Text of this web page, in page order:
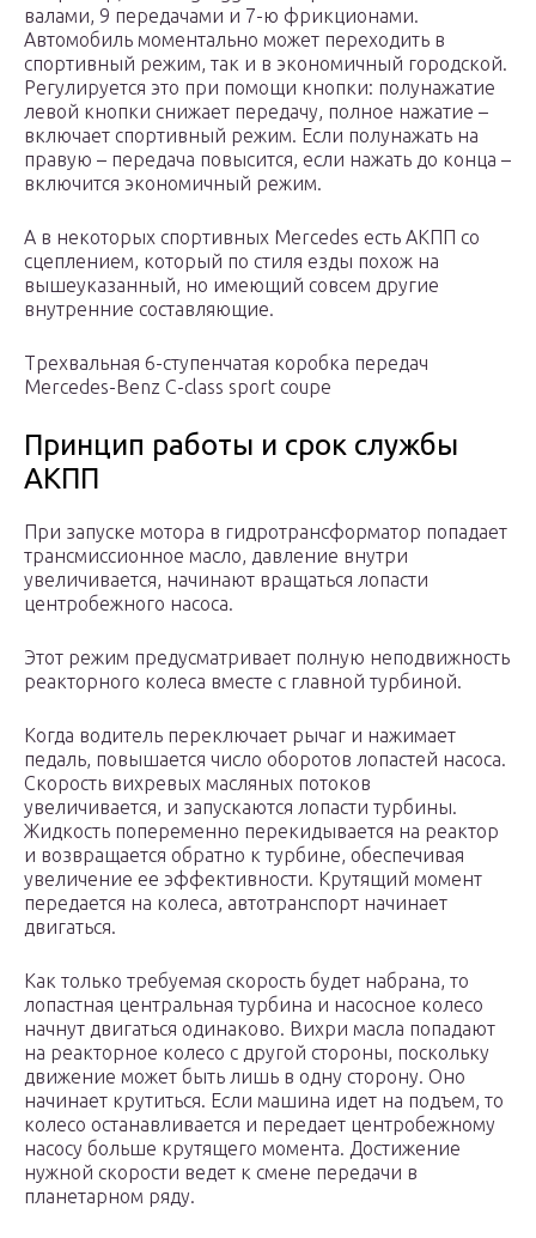
валами, 9 передачами и 7-ю фрикционами.
Автомобиль моментально может переходить в
спортивный режим, так и в экономичный городской.
Регулируется это при помощи кнопки: полунажатие
левой кнопки снижает передачу, полное нажатие –
включает спортивный режим. Если полунажать на
правую – передача повысится, если нажать до конца –
включится экономичный режим.
А в некоторых спортивных Mercedes есть АКПП со
сцеплением, который по стиля езды похож на
вышеуказанный, но имеющий совсем другие
внутренние составляющие.
Трехвальная 6-ступенчатая коробка передач
Mercedes-Benz C-class sport coupe
Принцип работы и срок службы
АКПП
При запуске мотора в гидротрансформатор попадает
трансмиссионное масло, давление внутри
увеличивается, начинают вращаться лопасти
центробежного насоса.
Этот режим предусматривает полную неподвижность
реакторного колеса вместе с главной турбиной.
Когда водитель переключает рычаг и нажимает
педаль, повышается число оборотов лопастей насоса.
Скорость вихревых масляных потоков
увеличивается, и запускаются лопасти турбины.
Жидкость попеременно перекидывается на реактор
и возвращается обратно к турбине, обеспечивая
увеличение ее эффективности. Крутящий момент
передается на колеса, автотранспорт начинает
двигаться.
Как только требуемая скорость будет набрана, то
лопастная центральная турбина и насосное колесо
начнут двигаться одинаково. Вихри масла попадают
на реакторное колесо с другой стороны, поскольку
движение может быть лишь в одну сторону. Оно
начинает крутиться. Если машина идет на подъем, то
колесо останавливается и передает центробежному
насосу больше крутящего момента. Достижение
нужной скорости ведет к смене передачи в
планетарном ряду.